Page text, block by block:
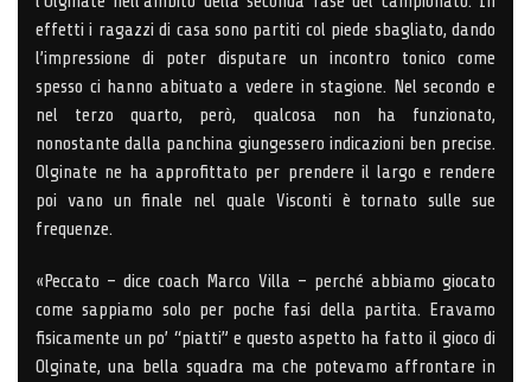
effetti i ragazzi di casa sono partiti col piede sbagliato, dando
l’impressione di poter disputare un incontro tonico come
spesso ci hanno abituato a vedere in stagione. Nel secondo e
nel terzo quarto, però, qualcosa non ha funzionato,
nonostante dalla panchina giungessero indicazioni ben precise.
Olginate ne ha approfittato per prendere il largo e rendere
poi vano un finale nel quale Visconti è tornato sulle sue
frequenze.
«Peccato – dice coach Marco Villa – perché abbiamo giocato
come sappiamo solo per poche fasi della partita. Eravamo
fisicamente un po’ “piatti” e questo aspetto ha fatto il gioco di
Olginate, una bella squadra ma che potevamo affrontare in